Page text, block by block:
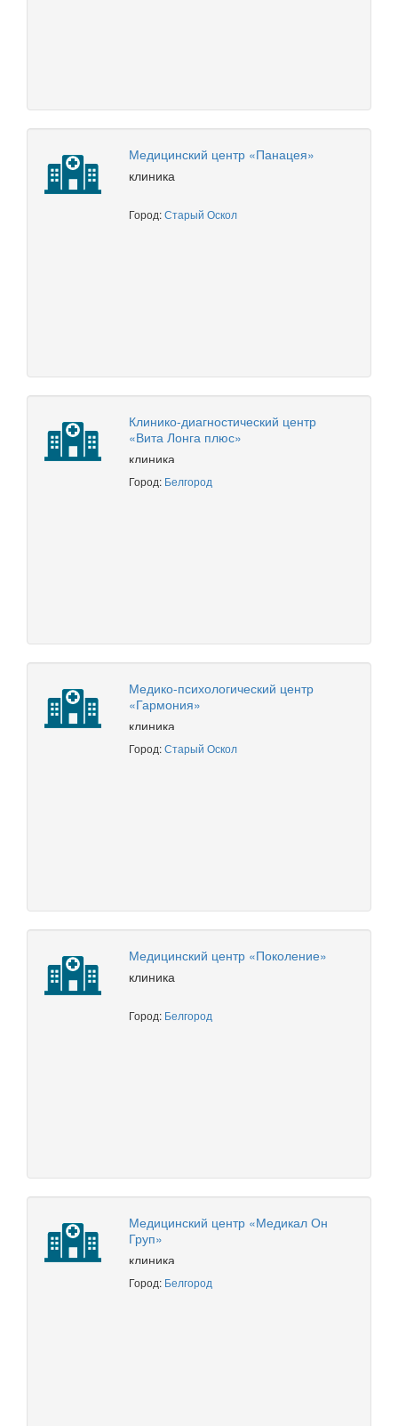
Медицинский центр «Панацея»
клиника
Город:Старый Оскол
Клинико-диагностический центр
«Вита Лонга плюс»
клиника
Город: Белгород
Медико-психологический центр
«Гармония»
клиника
Город:Старый Оскол
Медицинский центр «Поколение»
клиника
Город: Белгород
Медицинский центр «Медикал Он
Груп»
клиника
Город: Белгород